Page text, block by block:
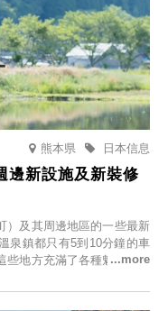
熊本県 日本信息
邊新設施及新裝修
）及其周邊地區的一些最新
泉鎮都只有5到10分鐘的車
些地方充滿了各種魅力，包
。